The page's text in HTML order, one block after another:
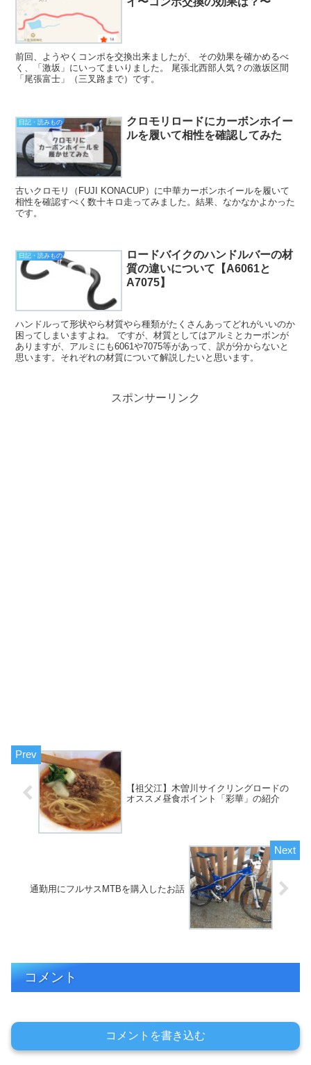
前回、ようやくコンポを交換出来ましたが、 その効果を確かめるべ
く、「激坂」にいってまいりました。 尾張北西部人気？の激坂区間
「尾張富士」（三叉路まで）です。
日記・読みもの
クロモリロードにカーボンホイー
ルを履いて相性を確認してみた
古いクロモリ（FUJI KONACUP）に中華カーボンホイールを履いて
相性を確認すべく数十キロ走ってみました。結果、なかなかよかった
です。
日記・読みもの
ロードバイクのハンドルバーの材
質の違いについて【A6061と
A7075】
ハンドルって形状やら材質やら種類がたくさんあってどれがいいのか
困ってしまいますよね。 ですが、材質としてはアルミとカーボンが
ありますが、アルミにも6061や7075等があって、訳が分からないと
思います。それぞれの材質について解説したいと思います。
スポンサーリンク
【祖父江】木曽川サイクリングロードの
オススメ昼食ポイント「彩華」の紹介
通勤用にフルサスMTBを購入したお話
コメント
コメントを書き込む